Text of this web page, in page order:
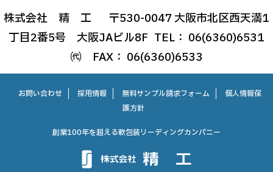
株式会社 精 工
〒530-0047 大阪市北区西天満1
丁目2番5号 大阪JAビル8F TEL： 06(6360)6531
㈹ FAX： 06(6360)6533
お問い合わせ 採用情報 無料サンプル請求フォーム
個人情報保
護方針
創業100年を超える軟包装リーディングカンパニー